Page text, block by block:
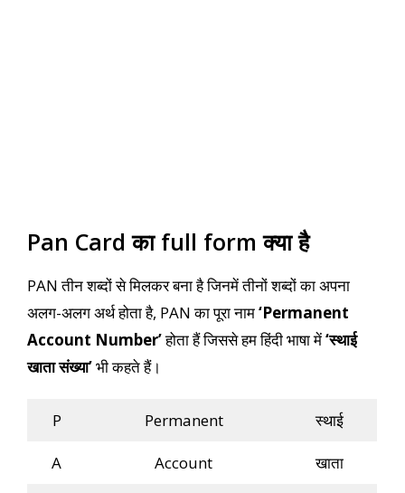
Pan Card का full form क्या है
PAN तीन शब्दों से मिलकर बना है जिनमें तीनों शब्दों का अपना
अलग-अलग अर्थ होता है, PAN का पूरा नाम‘Permanent
Account Number’होता हैं जिससे हम हिंदी भाषा में‘स्थाई
खाता संख्या’भी कहते हैं।
P Permanent स्थाई
A Account खाता